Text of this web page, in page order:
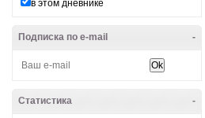
в этом дневнике
-
Подписка по e-mail
-
Статистика